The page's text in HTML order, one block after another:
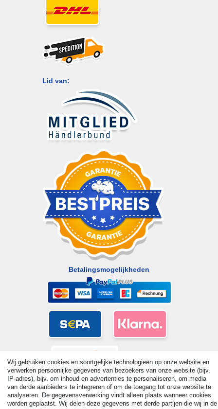
Lid van:
Betalingsmogelijkheden
Wij gebruiken cookies en soortgelijke technologieën op onze website en
verwerken persoonlijke gegevens van bezoekers van onze website (bijv.
IP-adres), bijv. om inhoud en advertenties te personaliseren, om media
van derde aanbieders te integreren of om de toegang tot onze website te
analyseren. De gegevensverwerking vindt alleen plaats wanneer cookies
worden geplaatst. Wij delen deze gegevens met derde partijen die wij in de